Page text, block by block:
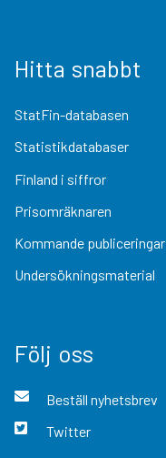
Hitta snabbt
StatFin-databasen
Statistikdatabaser
Finland i siffror
Prisomräknaren
Kommande publiceringar
Undersökningsmaterial
Följ oss
Beställ nyhetsbrev
Twitter